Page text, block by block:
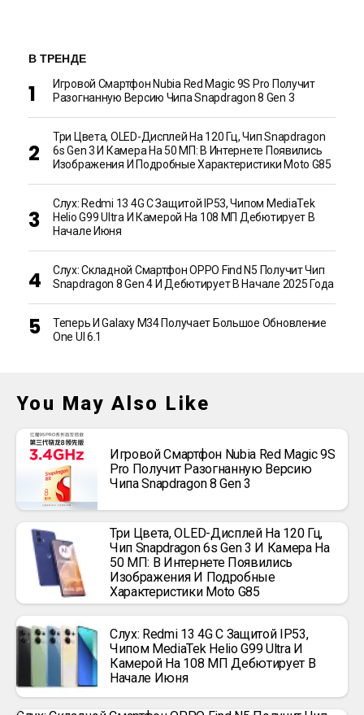
В ТРЕНДЕ
Игровой Смартфон Nubia Red Magic 9S Pro Получит
Разогнанную Версию Чипа Snapdragon 8 Gen 3
Три Цвета, OLED-Дисплей На 120 Гц, Чип Snapdragon
6s Gen 3 И Камера На 50 МП: В Интернете Появились
Изображения И Подробные Характеристики Moto G85
Слух: Redmi 13 4G С Защитой IP53, Чипом MediaTek
Helio G99 Ultra И Камерой На 108 МП Дебютирует В
Начале Июня
Слух: Складной Смартфон OPPO Find N5 Получит Чип
Snapdragon 8 Gen 4 И Дебютирует В Начале 2025 Года
Теперь И Galaxy M34 Получает Большое Обновление
One UI 6.1
You May Also Like
Игровой Смартфон Nubia Red Magic 9S
Pro Получит Разогнанную Версию
Чипа Snapdragon 8 Gen 3
Три Цвета, OLED-Дисплей На 120 Гц,
Чип Snapdragon 6s Gen 3 И Камера На
50 МП: В Интернете Появились
Изображения И Подробные
Характеристики Moto G85
Слух: Redmi 13 4G С Защитой IP53,
Чипом MediaTek Helio G99 Ultra И
Камерой На 108 МП Дебютирует В
Начале Июня